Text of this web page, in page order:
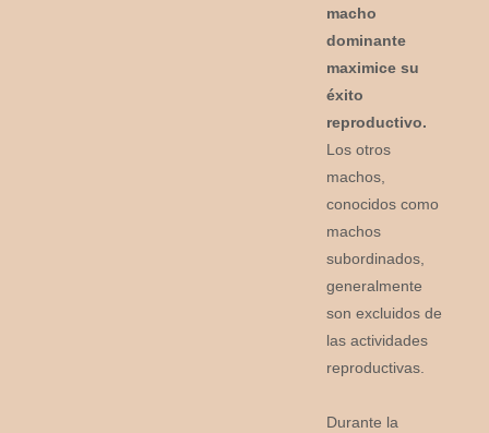
macho
dominante
maximice su
éxito
reproductivo.
Los otros
machos,
conocidos como
machos
subordinados,
generalmente
son excluidos de
las actividades
reproductivas.
Durante la